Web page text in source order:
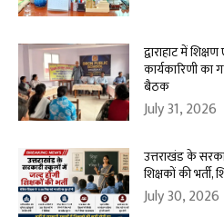
द्वाराहाट में
कार्यकारिणी का
बैठक
July 31, 2026
उत्तराखंड के
शिक्षकों की भर्ती,
July 30, 2026